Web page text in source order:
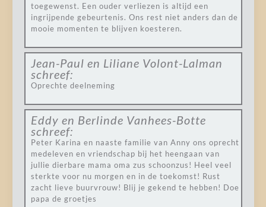
toegewenst. Een ouder verliezen is altijd een
ingrijpende gebeurtenis. Ons rest niet anders dan de
mooie momenten te blijven koesteren.
Jean-Paul en Liliane Volont-Lalman
schreef:
Oprechte deelneming
Eddy en Berlinde Vanhees-Botte
schreef:
Peter Karina en naaste familie van Anny ons oprecht
medeleven en vriendschap bij het heengaan van
jullie dierbare mama oma zus schoonzus! Heel veel
sterkte voor nu morgen en in de toekomst! Rust
zacht lieve buurvrouw! Blij je gekend te hebben! Doe
papa de groetjes